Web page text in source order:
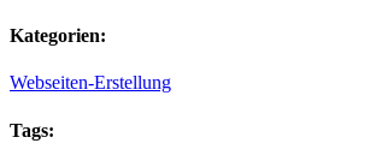
Kategorien:
Webseiten-Erstellung
Tags: